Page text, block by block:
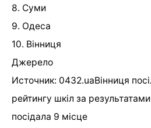
8. Суми
9. Одеса
10. Вінниця
Джерело
Источник: 0432.uaВінниця
рейтингу шкіл за
посідала 9 місце